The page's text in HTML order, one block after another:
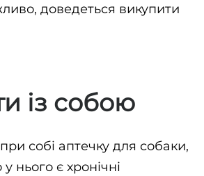
доведеться викупити
із собою
собі аптечку для собаки,
нього є хронічні